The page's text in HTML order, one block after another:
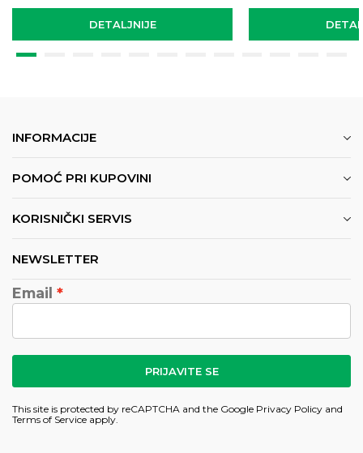
DETALJNIJE
INFORMACIJE
POMOĆ PRI KUPOVINI
KORISNIČKI SERVIS
NEWSLETTER
Email
PRIJAVITE SE
This site is protected by reCAPTCHA and the Google Privacy Policy and
Terms of Service apply.